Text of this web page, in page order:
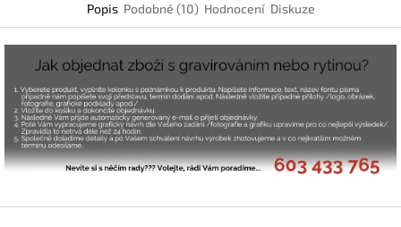
Popis Podobné (10) Hodnocení Diskuze